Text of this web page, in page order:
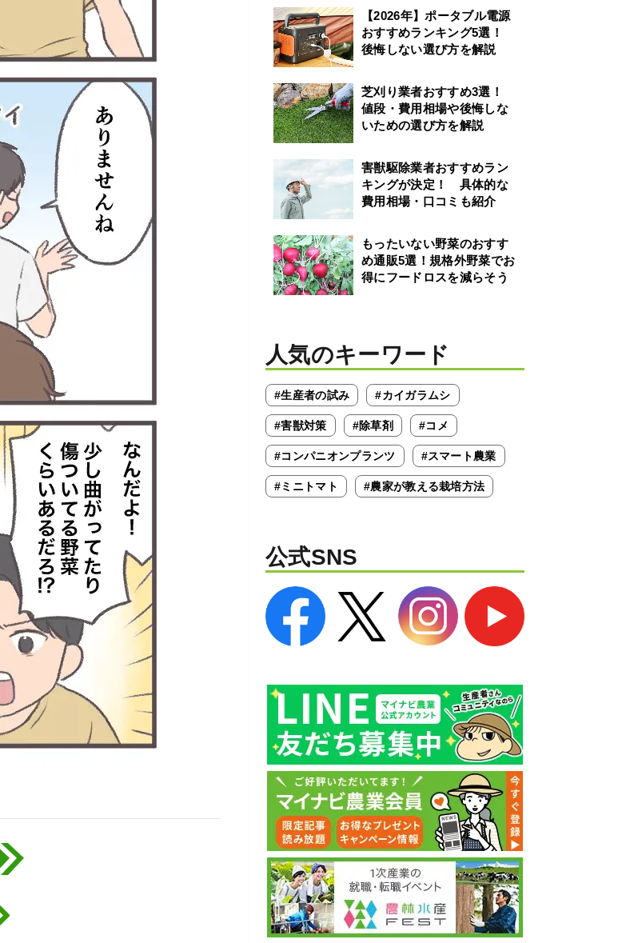
【2026年】ポータブル電源
おすすめランキング5選！
後悔しない選び方を解説
芝刈り業者おすすめ3選！
値段・費用相場や後悔しな
いための選び方を解説
害獣駆除業者おすすめラン
キングが決定！ 具体的な
費用相場・口コミも紹介
もったいない野菜のおすす
め通販5選！規格外野菜でお
得にフードロスを減らそう
人気のキーワード
#生産者の試み #カイガラムシ
#害獣対策 #除草剤 #コメ
#コンパニオンプランツ #スマート農業
#ミニトマト #農家が教える栽培方法
公式SNS